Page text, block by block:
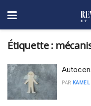
Étiquette :
PAR